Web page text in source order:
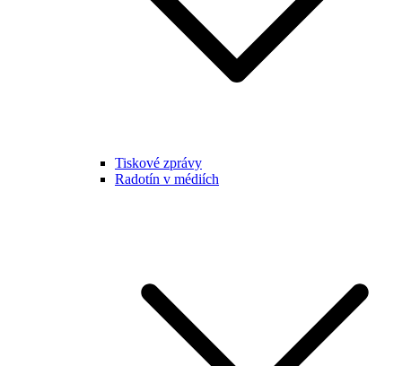
Tiskové zprávy
Radotín v médiích